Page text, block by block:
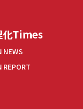
化Times
NEWS
REPORT